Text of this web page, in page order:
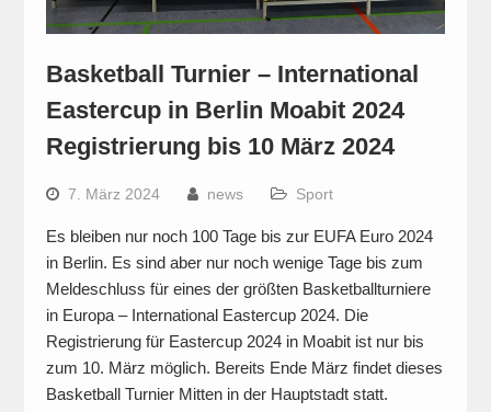
Basketball Turnier – International
Eastercup in Berlin Moabit 2024
Registrierung bis 10 März 2024
7. März 2024 news Sport
Es bleiben nur noch 100 Tage bis zur EUFA Euro 2024
in Berlin. Es sind aber nur noch wenige Tage bis zum
Meldeschluss für eines der größten Basketballturniere
in Europa – International Eastercup 2024. Die
Registrierung für Eastercup 2024 in Moabit ist nur bis
zum 10. März möglich. Bereits Ende März findet dieses
Basketball Turnier Mitten in der Hauptstadt statt.